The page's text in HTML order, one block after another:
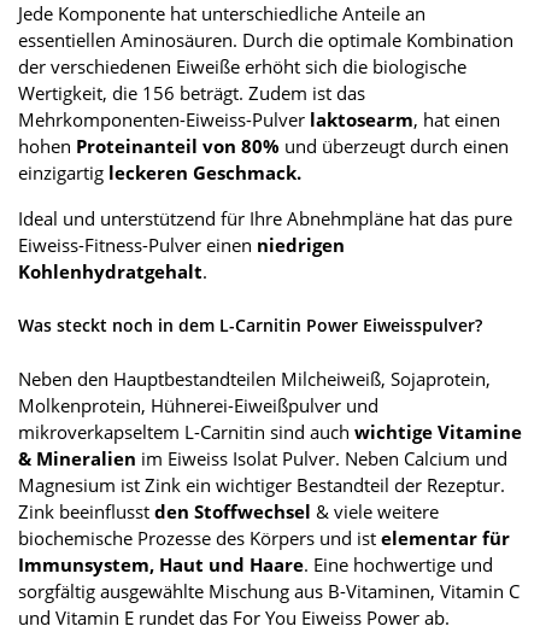
Jede Komponente hat unterschiedliche Anteile an
essentiellen Aminosäuren. Durch die optimale Kombination
der verschiedenen Eiweiße erhöht sich die biologische
Wertigkeit, die 156 beträgt. Zudem ist das
Mehrkomponenten-Eiweiss-Pulver laktosearm, hat einen
hohen Proteinanteil von 80% und überzeugt durch einen
einzigartig leckeren Geschmack.
Ideal und unterstützend für Ihre Abnehmpläne hat das pure
Eiweiss-Fitness-Pulver einen niedrigen
Kohlenhydratgehalt.
Was steckt noch in dem L-Carnitin Power Eiweisspulver?
Neben den Hauptbestandteilen Milcheiweiß, Sojaprotein,
Molkenprotein, Hühnerei-Eiweißpulver und
mikroverkapseltem L-Carnitin sind auch wichtige Vitamine
& Mineralien im Eiweiss Isolat Pulver. Neben Calcium und
Magnesium ist Zink ein wichtiger Bestandteil der Rezeptur.
Zink beeinflusst den Stoffwechsel & viele weitere
biochemische Prozesse des Körpers und ist elementar für
Immunsystem, Haut und Haare. Eine hochwertige und
sorgfältig ausgewählte Mischung aus B-Vitaminen, Vitamin C
und Vitamin E rundet das For You Eiweiss Power ab.